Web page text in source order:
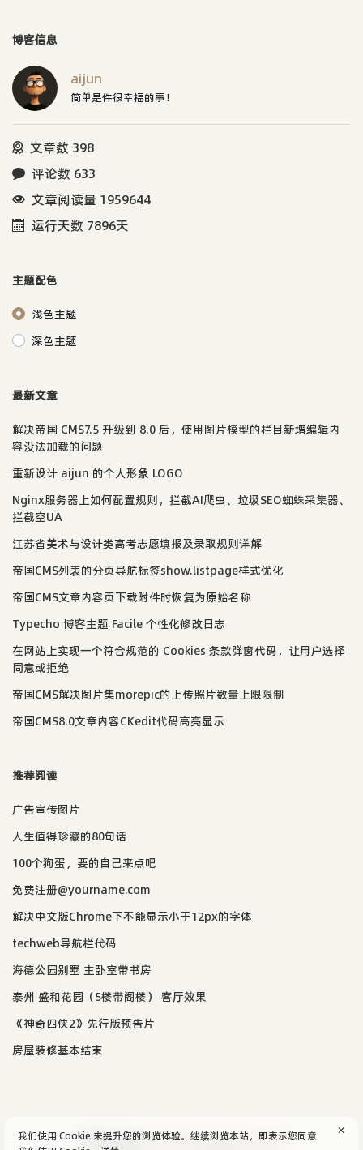
博客信息
aijun
简单是件很幸福的事！
文章数 398
评论数 633
文章阅读量 1959644
运行天数 7896天
主题配色
浅色主题
深色主题
最新文章
解决帝国 CMS7.5 升级到 8.0 后，使用图片模型的栏目新增编辑内
容没法加载的问题
重新设计 aijun 的个人形象 LOGO
Nginx服务器上如何配置规则，拦截AI爬虫、垃圾SEO蜘蛛采集器、
拦截空UA
江苏省美术与设计类高考志愿填报及录取规则详解
帝国CMS列表的分页导航标签show.listpage样式优化
帝国CMS文章内容页下载附件时恢复为原始名称
Typecho 博客主题 Facile 个性化修改日志
在网站上实现一个符合规范的 Cookies 条款弹窗代码，让用户选择
同意或拒绝
帝国CMS解决图片集morepic的上传照片数量上限限制
帝国CMS8.0文章内容CKedit代码高亮显示
推荐阅读
广告宣传图片
人生值得珍藏的80句话
100个狗蛋，要的自己来点吧
免费注册@yourname.com
解决中文版Chrome下不能显示小于12px的字体
techweb导航栏代码
海德公园别墅 主卧室带书房
泰州 盛和花园（5楼带阁楼） 客厅效果
《神奇四侠2》先行版预告片
房屋装修基本结束
© 2004-2026aijun's blog/SiteMap.隐私政策
✕
我们使用 Cookie 来提升您的浏览体验。继续浏览本站，即表示您同意